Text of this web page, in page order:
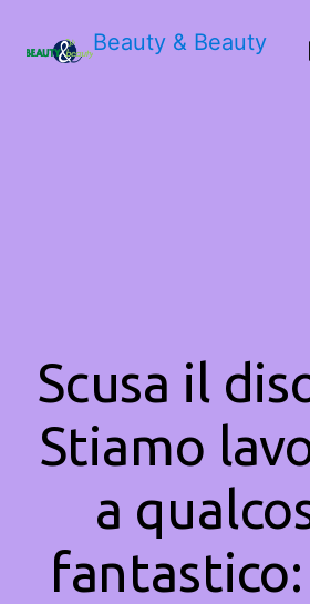
Beauty & Beauty
Scusa il
Stiamo
a